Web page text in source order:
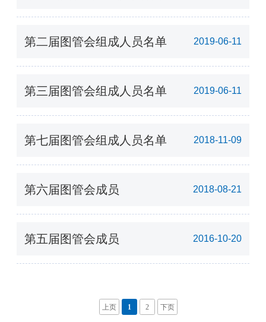
2019-06-11
第二届图管会组成人员名单
2019-06-11
第三届图管会组成人员名单
2018-11-09
第七届图管会组成人员名单
2018-08-21
第六届图管会成员
2016-10-20
第五届图管会成员
上页 1 2 下页